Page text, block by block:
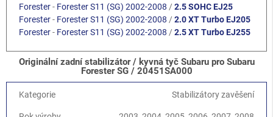
Forester- Forester S11 (SG) 2002-2008 /2.5 SOHC EJ25
Forester- Forester S11 (SG) 2002-2008 /2.0 XT Turbo EJ205
Forester- Forester S11 (SG) 2002-2008 /2.5 XT Turbo EJ255
Originální zadní stabilizátor / kyvná tyč Subaru pro Subaru
Forester SG / 20451SA000
Kategorie Stabilizátory zavěšení